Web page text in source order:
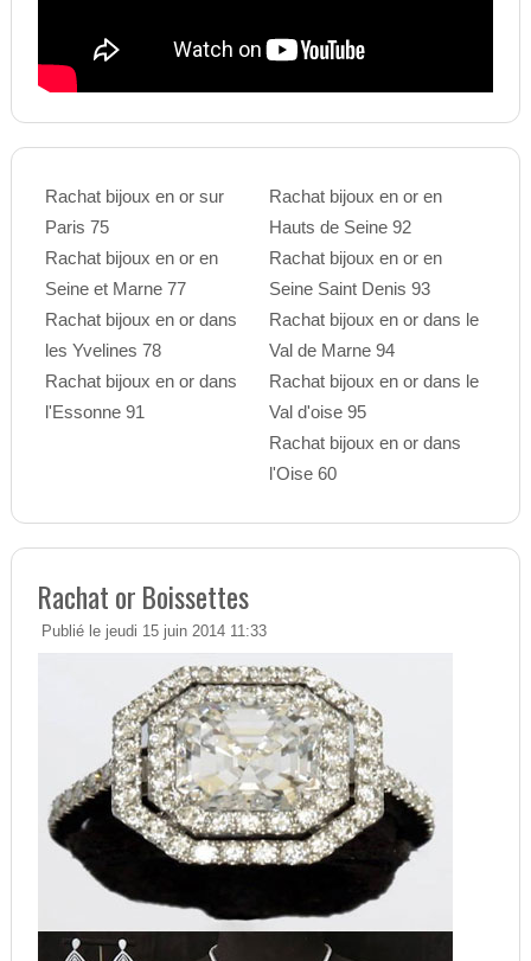
Rachat bijoux en or sur
Paris 75
Rachat bijoux en or en
Seine et Marne 77
Rachat bijoux en or dans
les Yvelines 78
Rachat bijoux en or dans
l'Essonne 91
Rachat bijoux en or en
Hauts de Seine 92
Rachat bijoux en or en
Seine Saint Denis 93
Rachat bijoux en or dans le
Val de Marne 94
Rachat bijoux en or dans le
Val d'oise 95
Rachat bijoux en or dans
l'Oise 60
Rachat or Boissettes
Publié le jeudi 15 juin 2014 11:33